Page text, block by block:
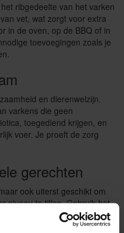
ribgedeelte van het varken
vet, wat zorgt voor extra
in de oven, op de BBQ of in
toevoegingen zoals je
en dierenwelzijn.
varkens die geen
toegediend krijgen, en
voer. Je proeft de zorg
gerechten
ook uiterst geschikt om
niveau te tillen. Gebruik het
het toe aan je zuurkool voor